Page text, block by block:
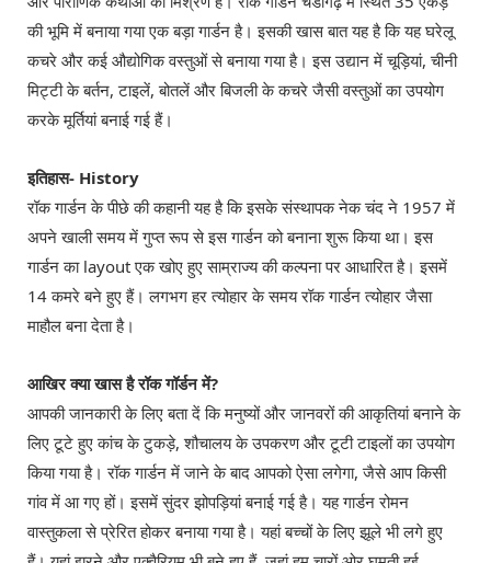
की भूमि में बनाया गया एक बड़ा गार्डन है। इसकी खास बात यह है कि यह घरेलू
कचरे और कई औद्योगिक वस्तुओं से बनाया गया है। इस उद्यान में चूड़ियां, चीनी
मिट्टी के बर्तन, टाइलें, बोतलें और बिजली के कचरे जैसी वस्तुओं का उपयोग
करके मूर्तियां बनाई गई हैं।
इतिहास- History
रॉक गार्डन के पीछे की कहानी यह है कि इसके संस्थापक नेक चंद ने 1957 में
अपने खाली समय में गुप्त रूप से इस गार्डन को बनाना शुरू किया था। इस
गार्डन का layout एक खोए हुए साम्राज्य की कल्पना पर आधारित है। इसमें
14 कमरे बने हुए हैं। लगभग हर त्योहार के समय रॉक गार्डन त्योहार जैसा
माहौल बना देता है।
आखिर क्या खास है रॉक गॉर्डन में?
आपकी जानकारी के लिए बता दें कि मनुष्यों और जानवरों की आकृतियां बनाने के
लिए टूटे हुए कांच के टुकड़े, शौचालय के उपकरण और टूटी टाइलों का उपयोग
किया गया है। रॉक गार्डन में जाने के बाद आपको ऐसा लगेगा, जैसे आप किसी
गांव में आ गए हों। इसमें सुंदर झोपड़ियां बनाई गई है। यह गार्डन रोमन
वास्तुकला से प्रेरित होकर बनाया गया है। यहां बच्चों के लिए झूले भी लगे हुए